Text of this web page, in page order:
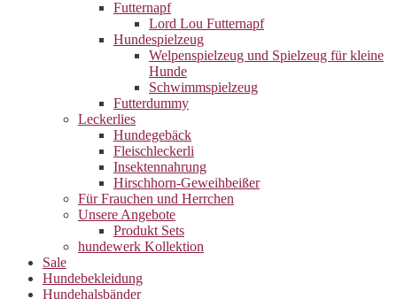
Futternapf
Lord Lou Futternapf
Hundespielzeug
Welpenspielzeug und Spielzeug für kleine
Hunde
Schwimmspielzeug
Futterdummy
Leckerlies
Hundegebäck
Fleischleckerli
Insektennahrung
Hirschhorn-Geweihbeißer
Für Frauchen und Herrchen
Unsere Angebote
Produkt Sets
hundewerk Kollektion
Sale
Hundebekleidung
Hundehalsbänder